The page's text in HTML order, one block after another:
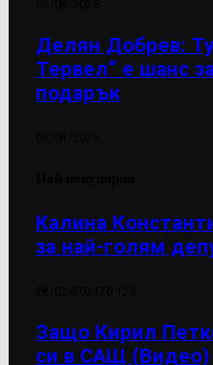
Делян Добрев:
Тервел“ е шанс
подарък
Калина
за най-голям
Защо Кирил
си в САЩ (Видео)